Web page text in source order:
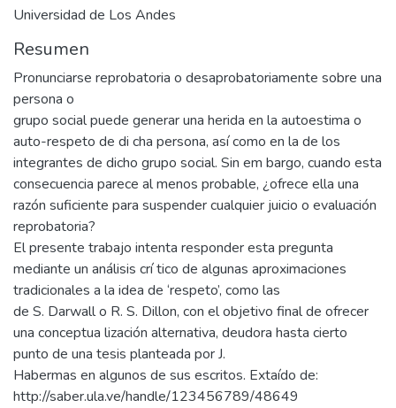
Universidad de Los Andes
Resumen
Pronunciarse reprobatoria o desaprobatoriamente sobre una
persona o
grupo social puede generar una herida en la autoestima o
auto-respeto de di cha persona, así como en la de los
integrantes de dicho grupo social. Sin em bargo, cuando esta
consecuencia parece al menos probable, ¿ofrece ella una
razón suficiente para suspender cualquier juicio o evaluación
reprobatoria?
El presente trabajo intenta responder esta pregunta
mediante un análisis crí tico de algunas aproximaciones
tradicionales a la idea de ‘respeto’, como las
de S. Darwall o R. S. Dillon, con el objetivo final de ofrecer
una conceptua lización alternativa, deudora hasta cierto
punto de una tesis planteada por J.
Habermas en algunos de sus escritos. Extaído de:
http://saber.ula.ve/handle/123456789/48649